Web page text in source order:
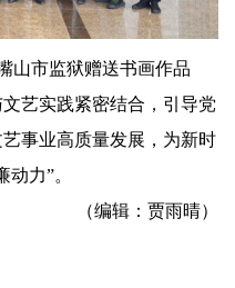
山市监狱赠送书画作品
艺实践紧密结合，引导党
事业高质量发展，为新时
力”。
（编辑：贾雨晴）